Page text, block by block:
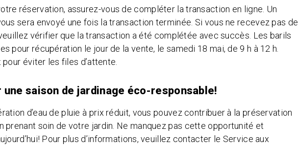
réservation, assurez-vous de compléter la transaction en ligne. Un
sera envoyé une fois la transaction terminée. Si vous ne recevez pas de
vérifier que la transaction a été complétée avec succès. Les barils
pour récupération le jour de la vente, le samedi 18 mai, de 9 h à 12 h.
éviter les files d’attente.
saison de jardinage éco-responsable!
d’eau de pluie à prix réduit, vous pouvez contribuer à la préservation
prenant soin de votre jardin. Ne manquez pas cette opportunité et
Pour plus d’informations, veuillez contacter le Service aux